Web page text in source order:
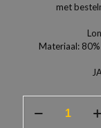
met
Materiaal: